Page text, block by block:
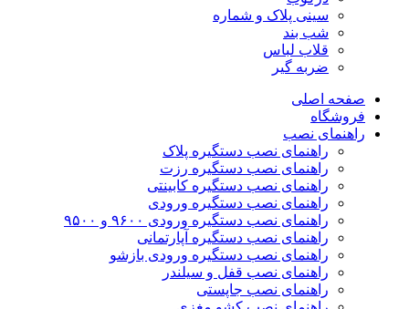
سینی پلاک و شماره
شب بند
قلاب لباس
ضربه گیر
صفحه اصلی
فروشگاه
راهنمای نصب
راهنمای نصب دستگیره پلاک
راهنمای نصب‌ دستگیره رزت
راهنمای نصب دستگیره کابینتی
راهنمای نصب دستگیره ورودی
راهنمای نصب دستگیره ورودی ۹۶۰۰ و ۹۵۰۰
راهنمای نصب دستگیره آپارتمانی
راهنمای نصب دستگیره ورودی بازشو
راهنمای نصب قفل و سیلندر
راهنمای نصب جاپستی